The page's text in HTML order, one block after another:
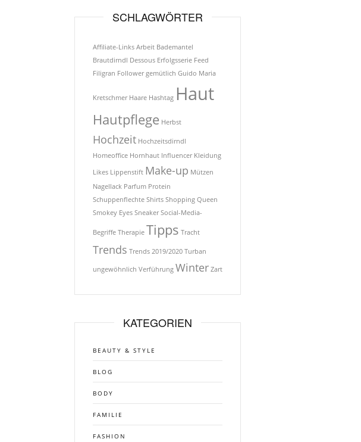
SCHLAGWÖRTER
Affiliate-Links Arbeit Bademantel
Brautdirndl Dessous Erfolgsserie Feed
Filigran Follower gemütlich Guido Maria
Kretschmer Haare Hashtag Haut
Hautpflege Herbst
Hochzeit Hochzeitsdirndl
Homeoffice Hornhaut Influencer Kleidung
Likes Lippenstift Make-up Mützen
Nagellack Parfum Protein
Schuppenflechte Shirts Shopping Queen
Smokey Eyes Sneaker Social-Media-
Begriffe Therapie Tipps Tracht
Trends Trends 2019/2020 Turban
ungewöhnlich Verführung Winter Zart
KATEGORIEN
BEAUTY & STYLE
BLOG
BODY
FAMILIE
FASHION